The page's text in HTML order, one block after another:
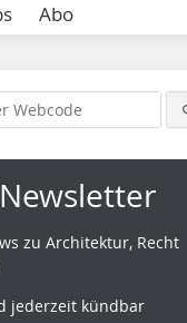
Abo
zu Architektur, Recht
jederzeit kündbar